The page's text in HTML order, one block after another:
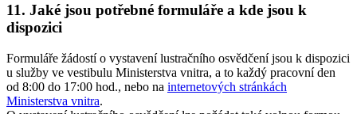
11. Jaké jsou potřebné formuláře a kde jsou k
dispozici
Formuláře žádostí o vystavení lustračního osvědčení jsou k dispozici
u služby ve vestibulu Ministerstva vnitra, a to každý pracovní den
od 8:00 do 17:00 hod., nebo na internetových stránkách
Ministerstva vnitra.